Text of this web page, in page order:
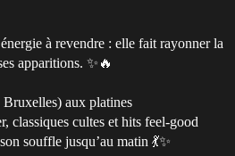
à revendre : elle fait rayonner la
apparitions. ✨🔥
aux platines
classiques cultes et hits feel-good
souffle jusqu’au matin 💃✨